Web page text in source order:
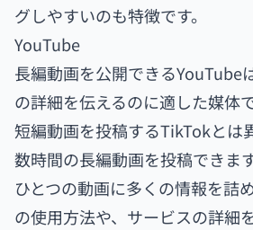
グしやすいのも特徴です。
YouTube
長編動画を公開できるYouTube
の詳細を伝えるのに適した媒体で
短編動画を投稿するTikTokとは
数時間の長編動画を投稿できます
ひとつの動画に多くの情報を詰
の使用方法や、サービスの詳細